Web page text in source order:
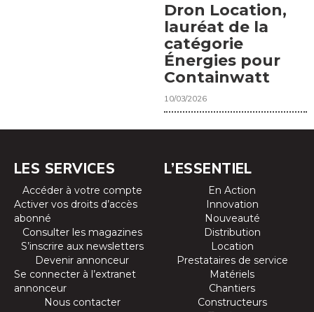
Dron Location,
lauréat de la
catégorie
Énergies pour
Containwatt
10/03/2026
LES SERVICES
Accéder à votre compte
Activer vos droits d’accès
abonné
Consulter les magazines
S’inscrire aux newsletters
Devenir annonceur
Se connecter à l’extranet
annonceur
Nous contacter
L’ESSENTIEL
En Action
Innovation
Nouveauté
Distribution
Location
Prestataires de service
Matériels
Chantiers
Constructeurs